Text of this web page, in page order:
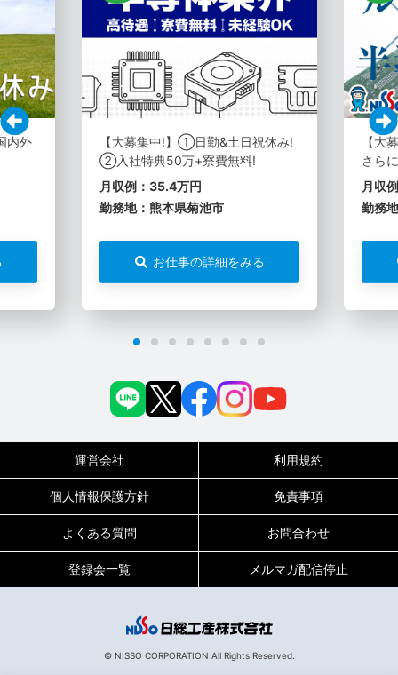
0120-717-450
平日9:00～19:00（土日祝は18:00まで）
内外
【大募集中!】①日勤&土日祝休み!
②入社特典50万+寮費無料!
月収例：35.4万円
勤務地：熊本県菊池市
お仕事の詳細をみる
【
さら
月収
勤務
運営会社 利用規約
個人情報保護方針 免責事項
よくある質問 お問合わせ
登録会一覧 メルマガ配信停止
© NISSO CORPORATION All Rights Reserved.